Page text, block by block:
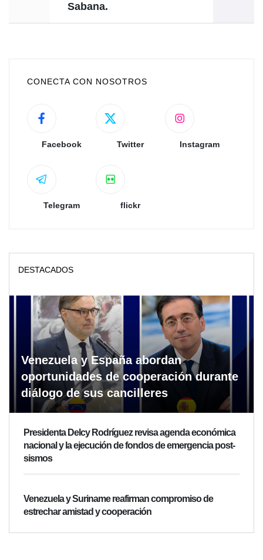
Sabana.
CONECTA CON NOSOTROS
Facebook Twitter Instagram
Telegram flickr
DESTACADOS
Venezuela y España abordan
oportunidades de cooperación durante
diálogo de sus cancilleres
Presidenta Delcy Rodríguez revisa agenda económica
nacional y la ejecución de fondos de emergencia post-
sismos
Venezuela y Suriname reafirman compromiso de
estrechar amistad y cooperación